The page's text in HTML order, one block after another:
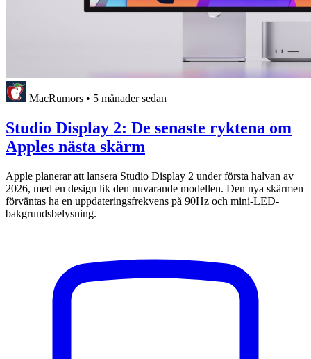
MacRumors • 5 månader sedan
Studio Display 2: De senaste ryktena om
Apples nästa skärm
Apple planerar att lansera Studio Display 2 under första halvan av
2026, med en design lik den nuvarande modellen. Den nya skärmen
förväntas ha en uppdateringsfrekvens på 90Hz och mini-LED-
bakgrundsbelysning.